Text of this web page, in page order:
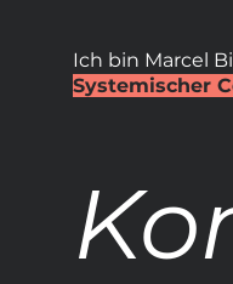
Ich bin Marcel
Systemischer